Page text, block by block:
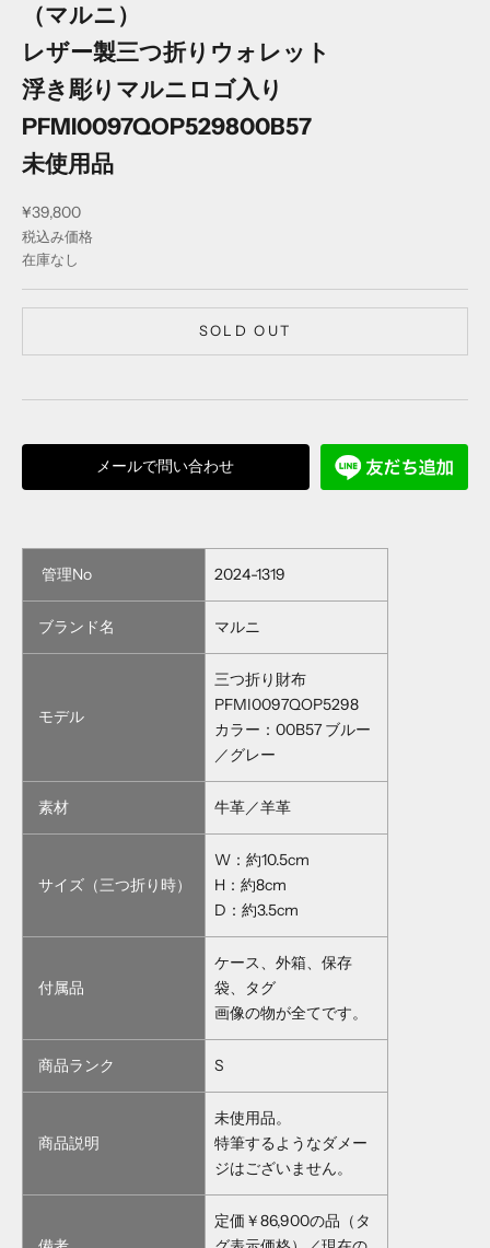
（マルニ）
レザー製三つ折りウォレット
浮き彫りマルニロゴ入り
PFMI0097QOP529800B57
未使用品
セール価格
¥39,800
税込み価格
在庫なし
SOLD OUT
メールで問い合わせ
管理No 2024-1319
ブランド名 マルニ
モデル
三つ折り財布
PFMI0097QOP5298
カラー：00B57 ブルー
／グレー
素材 牛革／羊革
サイズ（三つ折り時）
W：約10.5cm
H：約8cm
D：約3.5cm
付属品
ケース、外箱、保存
袋、タグ
画像の物が全てです。
商品ランク S
商品説明
未使用品。
特筆するようなダメー
ジはございません。
定価￥86,900の品（タ